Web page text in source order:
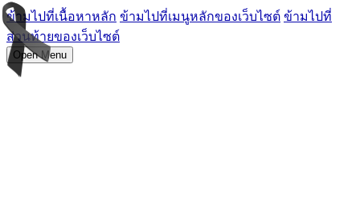
ข้ามไปที่เนื้อหาหลัก ข้ามไปที่เมนูหลักของเว็บไซต์ ข้ามไปที่
ส่วนท้ายของเว็บไซต์
Open Menu